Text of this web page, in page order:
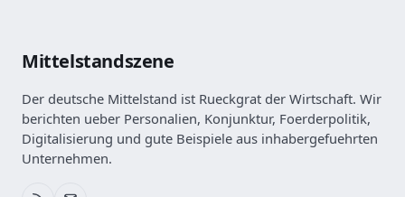
Mittelstandszene
Der deutsche Mittelstand ist Rueckgrat der Wirtschaft. Wir
berichten ueber Personalien, Konjunktur, Foerderpolitik,
Digitalisierung und gute Beispiele aus inhabergefuehrten
Unternehmen.